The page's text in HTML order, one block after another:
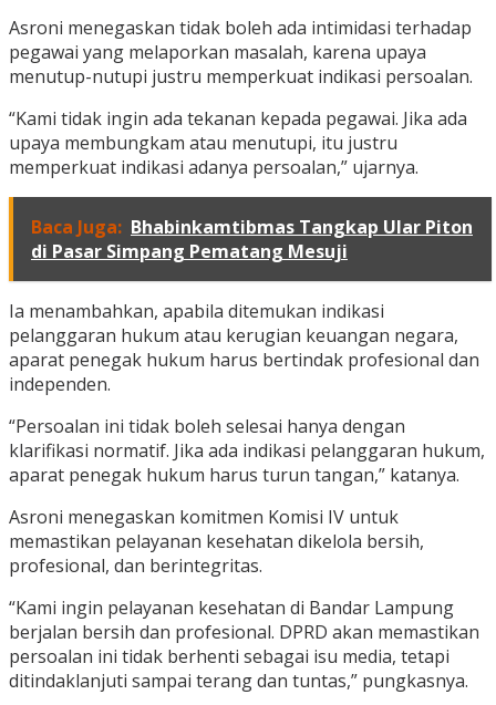
Asroni menegaskan tidak boleh ada intimidasi terhadap
pegawai yang melaporkan masalah, karena upaya
menutup-nutupi justru memperkuat indikasi persoalan.
“Kami tidak ingin ada tekanan kepada pegawai. Jika ada
upaya membungkam atau menutupi, itu justru
memperkuat indikasi adanya persoalan,” ujarnya.
Baca Juga: Bhabinkamtibmas Tangkap Ular Piton
di Pasar Simpang Pematang Mesuji
Ia menambahkan, apabila ditemukan indikasi
pelanggaran hukum atau kerugian keuangan negara,
aparat penegak hukum harus bertindak profesional dan
independen.
“Persoalan ini tidak boleh selesai hanya dengan
klarifikasi normatif. Jika ada indikasi pelanggaran hukum,
aparat penegak hukum harus turun tangan,” katanya.
Asroni menegaskan komitmen Komisi IV untuk
memastikan pelayanan kesehatan dikelola bersih,
profesional, dan berintegritas.
“Kami ingin pelayanan kesehatan di Bandar Lampung
berjalan bersih dan profesional. DPRD akan memastikan
persoalan ini tidak berhenti sebagai isu media, tetapi
ditindaklanjuti sampai terang dan tuntas,” pungkasnya.